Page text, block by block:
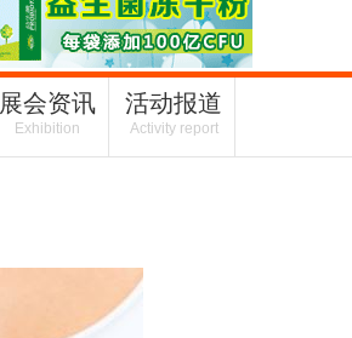
展会资讯
Exhibition
活动报道
Activity report